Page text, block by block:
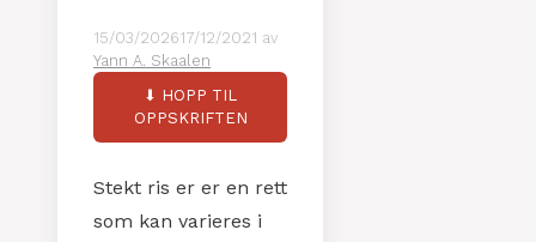
15/03/202617/12/2021 av
Yann A. Skaalen
⬇ HOPP TIL
OPPSKRIFTEN
Stekt ris er er en rett
som kan varieres i